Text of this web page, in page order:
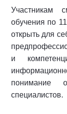
Участникам
обучения по
открыть для
и
понимание
специалистов.